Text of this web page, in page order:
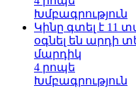
Խմբագրություն
Կինը գտել է 11
օգնել են արդի
մարդիկ
4 րոպե
Խմբագրություն